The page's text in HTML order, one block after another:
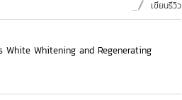
เขียนรีวิว
White Whitening and Regenerating